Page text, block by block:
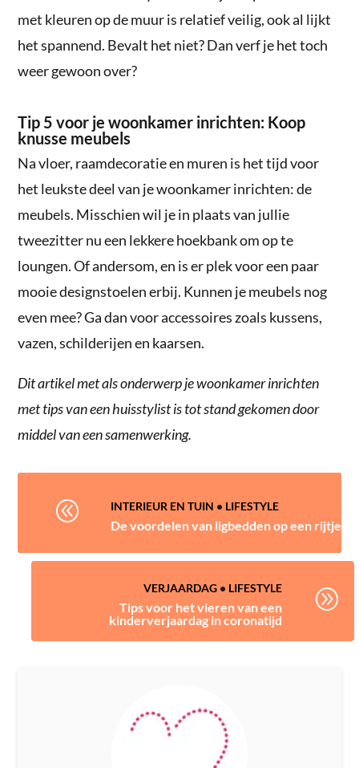
met kleuren op de muur is relatief veilig, ook al lijkt
het spannend. Bevalt het niet? Dan verf je het toch
weer gewoon over?
Tip 5 voor je woonkamer inrichten: Koop
knusse meubels
Na vloer, raamdecoratie en muren is het tijd voor
het leukste deel van je woonkamer inrichten: de
meubels. Misschien wil je in plaats van jullie
tweezitter nu een lekkere hoekbank om op te
loungen. Of andersom, en is er plek voor een paar
mooie designstoelen erbij. Kunnen je meubels nog
even mee? Ga dan voor accessoires zoals kussens,
vazen, schilderijen en kaarsen.
Dit artikel met als onderwerp je woonkamer inrichten
met tips van een huisstylist is tot stand gekomen door
middel van een samenwerking.
@ INTERIEUR EN TUIN • LIFESTYLE
De voordelen van ligbedden op een rijtje
VERJAARDAG• LIFESTYLE
Tips voor het vieren van een
kinderverjaardag in coronatijd
A